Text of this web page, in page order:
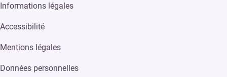
Informations légales
Accessibilité
Mentions légales
Données personnelles